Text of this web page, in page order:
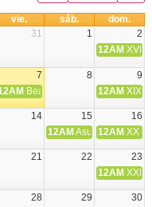
vie. sáb.
dom.
31 1
2
12AM XVIII
7 8
9
del Señor
Beatos Cruz Laplana,
12AM XIX
14 15
16
12AM Asunción de la
12AM XX
21 22
23
12AM XXI
28 29
30